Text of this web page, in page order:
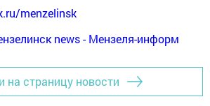
menzelinsk
news - Мензеля-информ
на страницу новости